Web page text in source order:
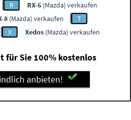
R RX-6 (Mazda) verkaufen
8 (Mazda) verkaufen
T
X Xedos (Mazda) verkaufen
für Sie 100% kostenlos
anbieten!